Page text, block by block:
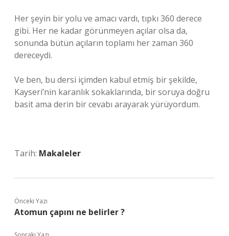
Her şeyin bir yolu ve amacı vardı, tıpkı 360 derece
gibi. Her ne kadar görünmeyen açılar olsa da,
sonunda bütün açıların toplamı her zaman 360
dereceydi.
Ve ben, bu dersi içimden kabul etmiş bir şekilde,
Kayseri’nin karanlık sokaklarında, bir soruya doğru
basit ama derin bir cevabı arayarak yürüyordum.
Tarih: Makaleler
Önceki Yazı
Atomun çapını ne belirler ?